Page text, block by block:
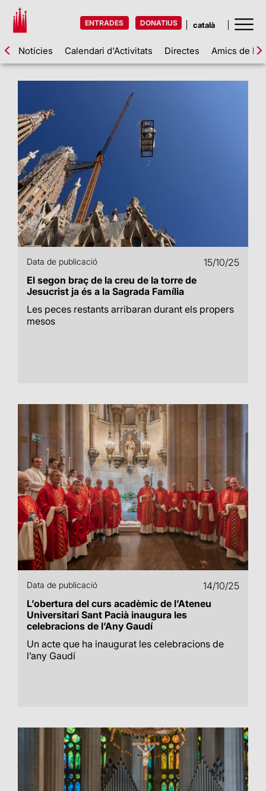
ENTRADES DONATIUS
Notícies Calendari d'Activitats Directes Amics de la
Data de publicació
15/10/25
El segon braç de la creu de la torre de
Jesucrist ja és a la Sagrada Família
Les peces restants arribaran durant els propers
mesos
Data de publicació
14/10/25
L’obertura del curs acadèmic de l’Ateneu
Universitari Sant Pacià inaugura les
celebracions de l’Any Gaudí
Un acte que ha inaugurat les celebracions de
l’any Gaudí